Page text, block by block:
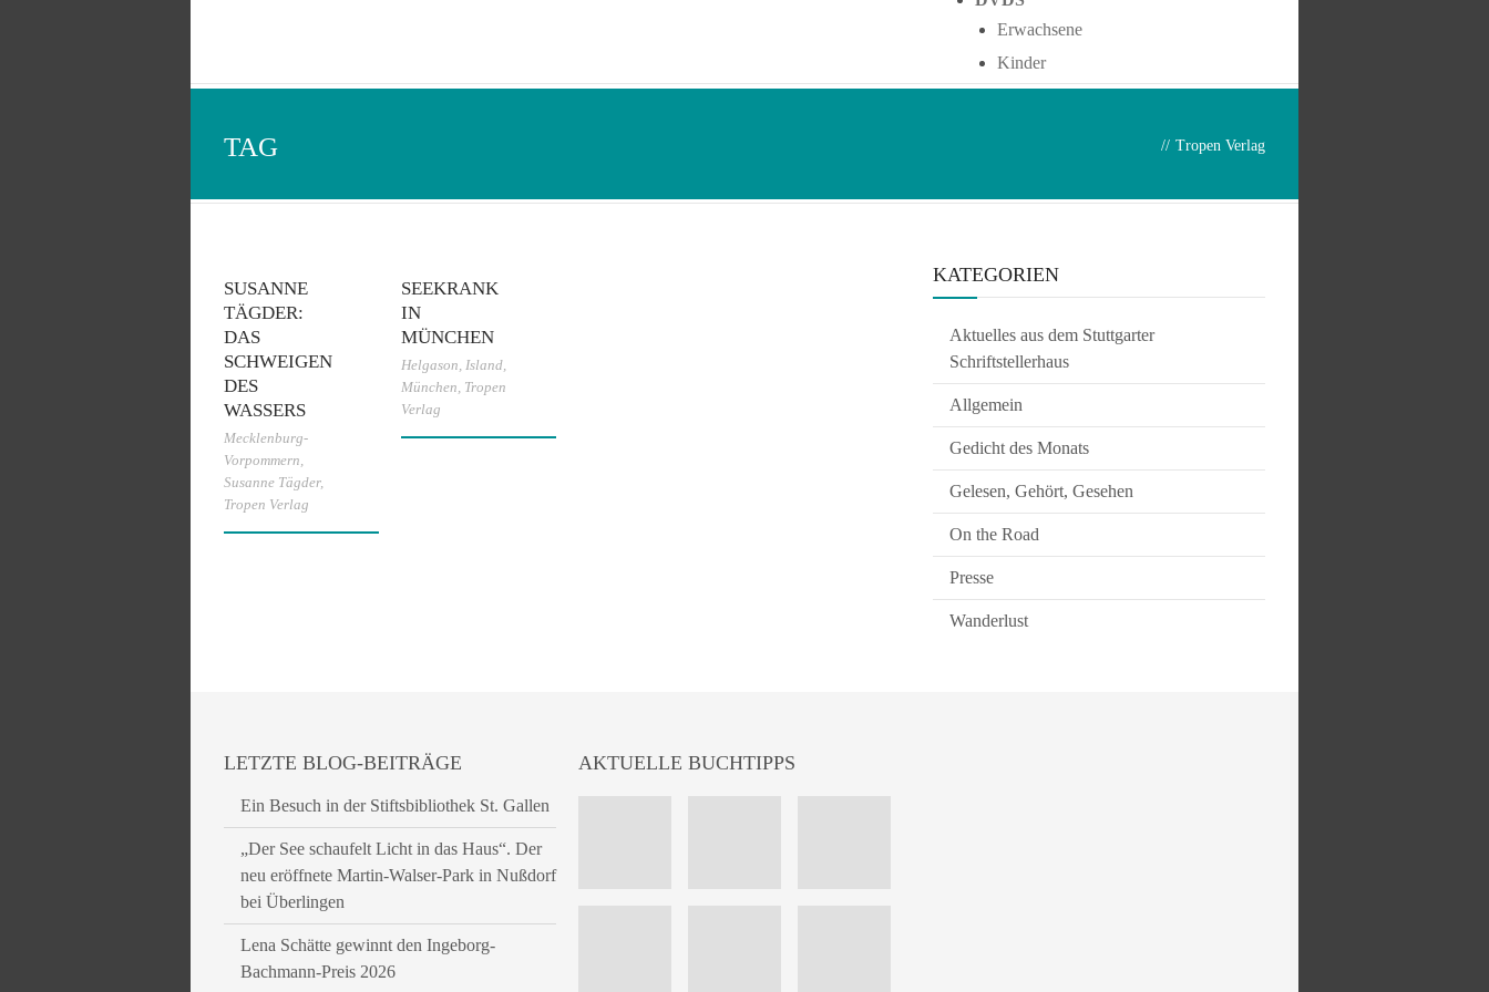
Erwachsene
Kinder
TAG // Tropen Verlag
SUSANNE
TÄGDER:
DAS
SCHWEIGEN
DES
WASSERS
Mecklenburg-
Vorpommern,
Susanne Tägder,
Tropen Verlag
SEEKRANK
IN
MÜNCHEN
Helgason, Island,
München, Tropen
Verlag
KATEGORIEN
Aktuelles aus dem Stuttgarter
Schriftstellerhaus
Allgemein
Gedicht des Monats
Gelesen, Gehört, Gesehen
On the Road
Presse
Wanderlust
LETZTE BLOG-BEITRÄGE
Ein Besuch in der Stiftsbibliothek St. Gallen
„Der See schaufelt Licht in das Haus“. Der
neu eröffnete Martin-Walser-Park in Nußdorf
bei Überlingen
Lena Schätte gewinnt den Ingeborg-
Bachmann-Preis 2026
AKTUELLE BUCHTIPPS